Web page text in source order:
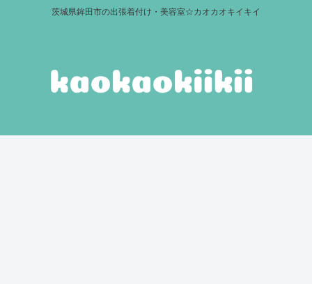
茨城県鉾田市の出張着付け・美容室☆カオカオキイキイ